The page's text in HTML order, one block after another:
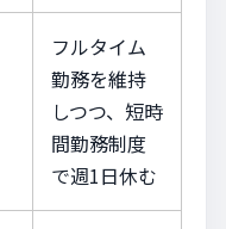
フルタイム
勤務を維持
しつつ、短時
間勤務制度
で週1日休む